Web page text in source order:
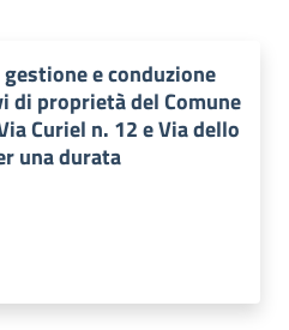
e conduzione
proprietà del Comune
Curiel n. 12 e Via dello
una durata